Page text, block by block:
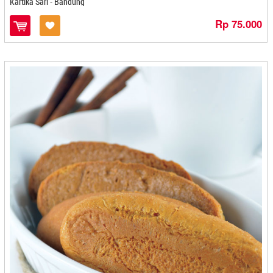
Mutiara Luwak - Bandar Lampung
Nayadam - Batam
Ndaqies - Bandung
Neng Rum Sari - Cilegon
Nera Coffee - Medan
Ngedani - Cirebon
Nipaloka Eggroll - Cilegon
Nu Ibun - Bandung
Nukita Food - Bandung
NULL
Nunung Nurjanah - Cilegon
Nyah Ayu - Magelang
Nyah Tewel - Surabaya
Nyai Kerang - Bandung
Nyai Kerang- Bandung
Ocien - Cirebon
Rp 75.000